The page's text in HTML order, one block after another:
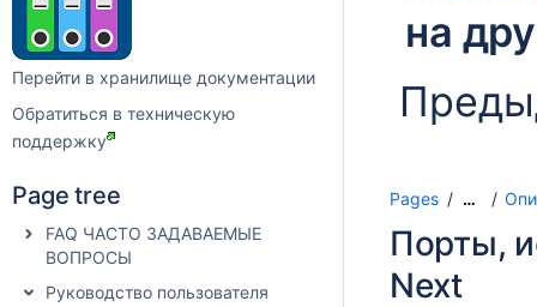
Перейти в хранилище документации
Обратиться в техническую
поддержку
Page tree
FAQ ЧАСТО ЗАДАВАЕМЫЕ
ВОПРОСЫ
Руководство пользователя
на
Pages …
Порты,
Next